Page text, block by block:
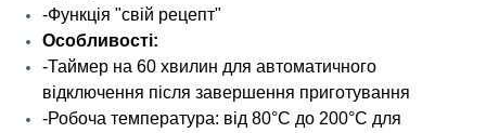
-Функція "свій рецепт"
Особливості:
-Таймер на 60 хвилин для автоматичного
відключення після завершення приготування
-Робоча температура: від 80°C до 200°C для